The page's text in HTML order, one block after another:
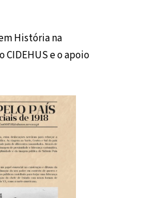
História na
e o apoio